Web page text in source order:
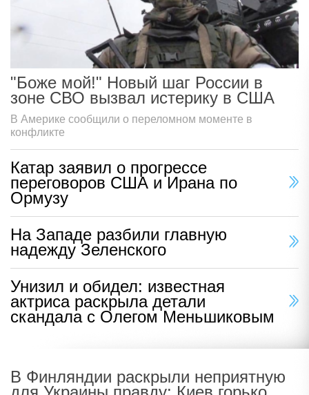
"Боже мой!" Новый шаг России в
зоне СВО вызвал истерику в США
В Америке сообщили о переломном моменте в
конфликте
Катар заявил о прогрессе
переговоров США и Ирана по
Ормузу
На Западе разбили главную
надежду Зеленского
Унизил и обидел: известная
актриса раскрыла детали
скандала с Олегом Меньшиковым
В Финляндии раскрыли неприятную